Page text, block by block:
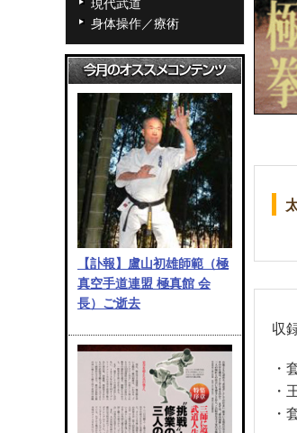
身体操作／療術
【訃報】盧山初雄師範（極
真空手道連盟 極真館 会
長）ご逝去
収
・
・
・